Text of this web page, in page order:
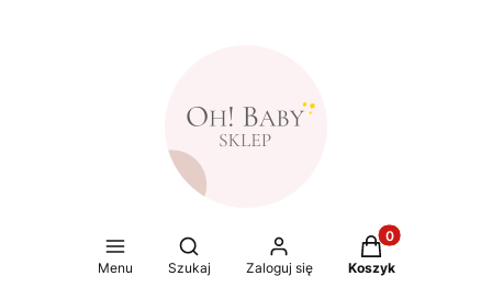
Menu
Otwórz wyszukiwarkę
Szukaj Zaloguj się
Produkty w
Koszyk